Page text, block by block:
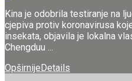
Kina je odobrila testiranje na
cjepiva protiv koronavirusa
insekata, objavila je lokalna
Chengduu ...
Opširnije Details